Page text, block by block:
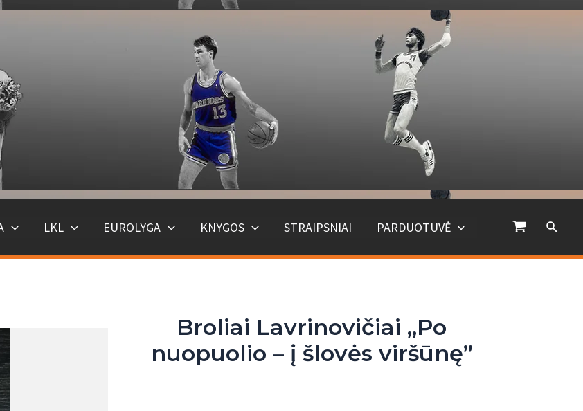
LKL EUROLYGA KNYGOS STRAIPSNIAI PARDUOTUVĖ
Broliai Lavrinovičiai „Po
nuopuolio – į šlovės viršūnę”